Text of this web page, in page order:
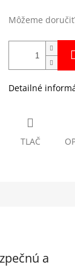
Môžeme
Detailné
TLAČ
a